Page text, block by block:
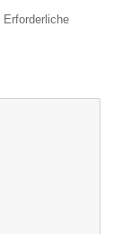
Erforderliche